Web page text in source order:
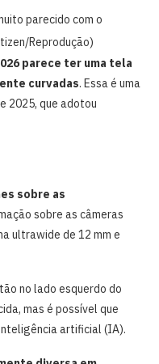
parecido com o
Reprodução)
parece ter uma tela
curvadas. Essa é uma
2025, que adotou
sobre as
sobre as câmeras
ultrawide de 12 mm e
no lado esquerdo do
mas é possível que
artificial (IA).